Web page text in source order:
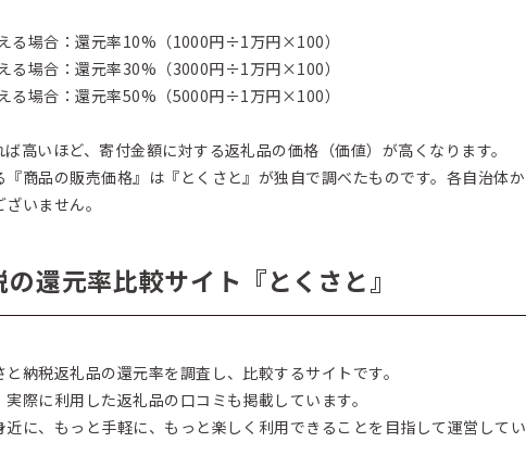
る場合：還元率10%（1000円÷1万円×100）
る場合：還元率30%（3000円÷1万円×100）
る場合：還元率50%（5000円÷1万円×100）
高いほど、寄付金額に対する返礼品の価格（価値）が高くなります。
商品の販売価格』は『とくさと』が独自で調べたものです。各自治体か
いません。
還元率比較サイト『とくさと』
と納税返礼品の還元率を調査し、比較するサイトです。
際に利用した返礼品の口コミも掲載しています。
に、もっと手軽に、もっと楽しく利用できることを目指して運営してい